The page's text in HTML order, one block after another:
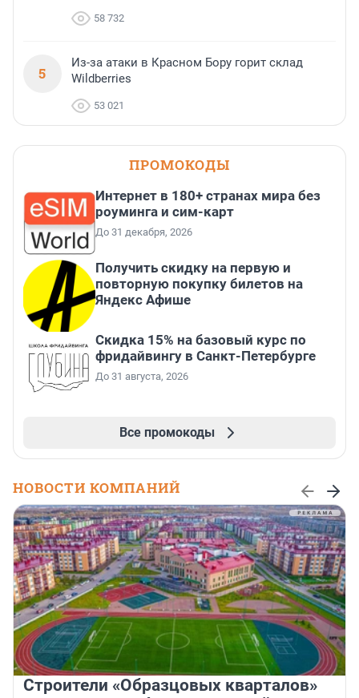
58 732
5
Из-за атаки в Красном Бору горит склад
Wildberries
53 021
ПРОМОКОДЫ
Интернет в 180+ странах мира без
роуминга и сим-карт
До 31 декабря, 2026
Получить скидку на первую и
повторную покупку билетов на
Яндекс Афише
Скидка 15% на базовый курс по
фридайвингу в Санкт-Петербурге
До 31 августа, 2026
Все промокоды
НОВОСТИ КОМПАНИЙ
Строители «Образцовых кварталов»